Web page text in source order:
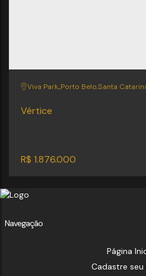
Vértice
R$ 1.876.000
Viva Park,Porto Belo,Santa
Navegação
Página
Cadastre seu